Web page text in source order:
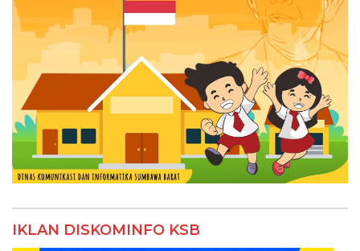
IKLAN DISKOMINFO KSB